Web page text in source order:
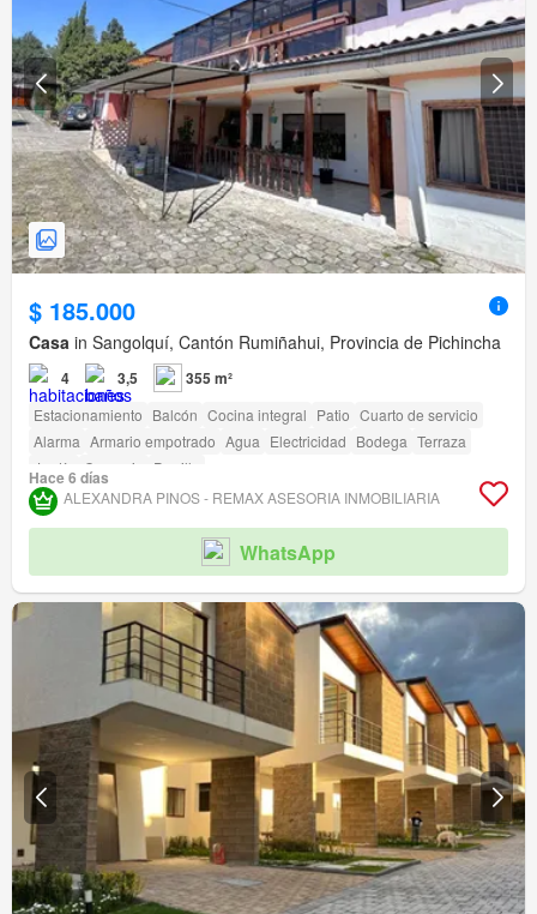
$ 185.000
Casa in Sangolquí, Cantón Rumiñahui, Provincia de Pichincha
4 3,5 355 m²
Estacionamiento Balcón Cocina integral Patio Cuarto de servicio
Alarma Armario empotrado Agua Electricidad Bodega Terraza
Jardín
Conserje Parrilla
Hace 6 días
ALEXANDRA PINOS - REMAX ASESORIA INMOBILIARIA
WhatsApp